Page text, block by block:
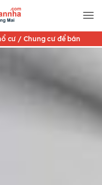
cư / Chung cư để bán